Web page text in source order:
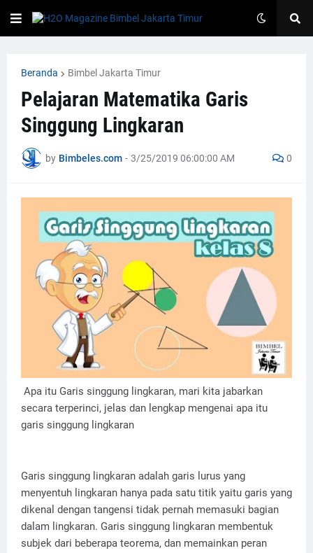
Beranda Bimbel Jakarta Timur
Pelajaran Matematika Garis
Singgung Lingkaran
by Bimbeles.com - 3/25/2019 06:00:00 AM 0
Apa itu Garis singgung lingkaran, mari kita jabarkan
secara terperinci, jelas dan lengkap mengenai apa itu
garis singgung lingkaran
Garis singgung lingkaran adalah garis lurus yang
menyentuh lingkaran hanya pada satu titik yaitu garis yang
dikenal dengan tangensi tidak pernah memasuki bagian
dalam lingkaran. Garis singgung lingkaran membentuk
subjek dari beberapa teorema, dan memainkan peran